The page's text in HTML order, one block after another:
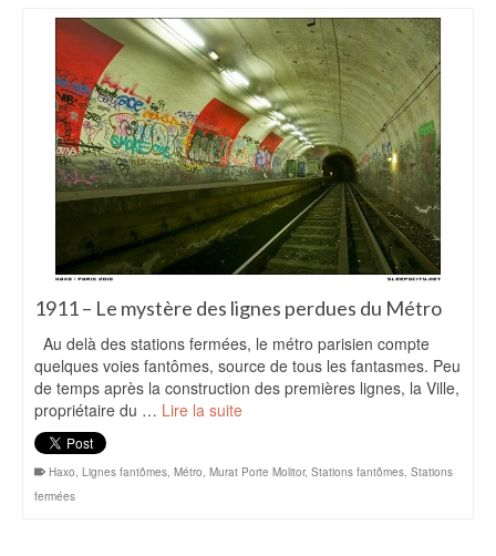
1911 – Le mystère des lignes perdues du Métro
Au delà des stations fermées, le métro parisien compte
quelques voies fantômes, source de tous les fantasmes. Peu
de temps après la construction des premières lignes, la Ville,
propriétaire du … Lire la suite
Haxo, Lignes fantômes, Métro, Murat Porte Molitor, Stations fantômes, Stations
fermées